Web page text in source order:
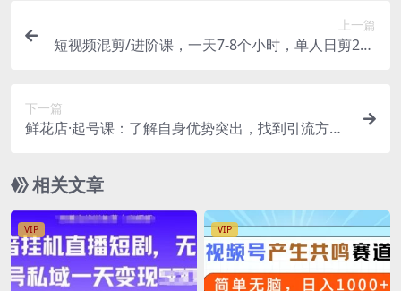
上一篇
短视频混剪/进阶课，一天7-8个小时，单人日剪200
下一篇
鲜花店·起号课：了解自身优势突出，找到引流方
相关文章
VIP VIP